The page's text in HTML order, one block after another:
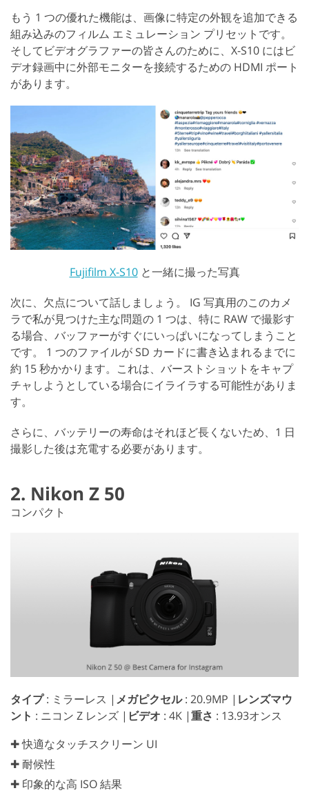
もう 1 つの優れた機能は、画像に特定の外観を追加できる
組み込みのフィルム エミュレーション プリセットです。
そしてビデオグラファーの皆さんのために、X-S10 にはビ
デオ録画中に外部モニターを接続するための HDMI ポート
があります。
Fujifilm X-S10と一緒に撮った写真
次に、欠点について話しましょう。 IG 写真用のこのカメ
ラで私が見つけた主な問題の 1 つは、特に RAW で撮影す
る場合、バッファーがすぐにいっぱいになってしまうこと
です。 1 つのファイルが SD カードに書き込まれるまでに
約 15 秒かかります。これは、バーストショットをキャプ
チャしようとしている場合にイライラする可能性がありま
す。
さらに、バッテリーの寿命はそれほど長くないため、1 日
撮影した後は充電する必要があります。
2. Nikon Z 50
コンパクト
タイプ: ミラーレス | メガピクセル: 20.9MP | レンズマウ
ント : ニコン Z レンズ | ビデオ : 4K |重さ : 13.93オンス
✚ 快適なタッチスクリーン UI
✚ 耐候性
✚ 印象的な高 ISO 結果